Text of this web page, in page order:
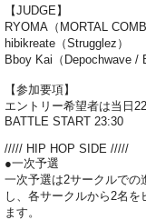
【JUDGE】
RYOMA（MORTAL
hibikreate（Strugglez）
Bboy Kai（Depochwave /
【参加要項】
エントリー希望者は当日
BATTLE START 23:30
///// HIP HOP SIDE /////
●一次予選
一次予選は2サークルでの
し、各サークルから2名を
ます。